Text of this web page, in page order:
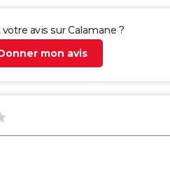
avis sur Calamane ?
mon avis